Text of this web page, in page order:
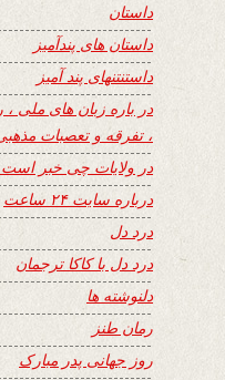
داستان
داستان های پندآمیز
داستنتنهای پند آمیز
در باره زبان های ملی
، تفرقه و تعصبات
در ولایات چی خبر است
درباره سایت ۲۴ ساعت
درد دل
درد دل با کاکا ترجمان
دلنوشته ها
رمان طنز
روز جهانی پدر مبارک